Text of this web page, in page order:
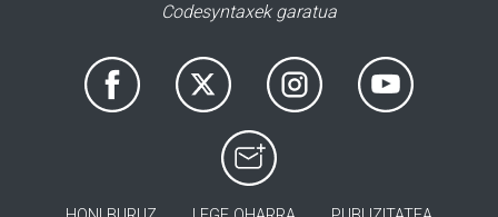
Codesyntaxek garatua